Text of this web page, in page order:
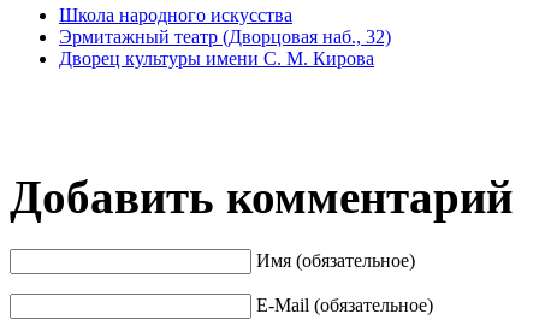
Школа народного искусства
Эрмитажный театр (Дворцовая наб., 32)
Дворец культуры имени С. М. Кирова
Добавить комментарий
Имя (обязательное)
E-Mail (обязательное)